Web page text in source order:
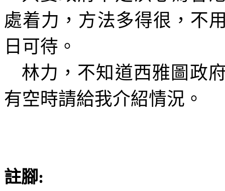
處着力，方法多得很，不
日可待。
林力，不知道西雅圖政
有空時請給我介紹情況。
註腳: